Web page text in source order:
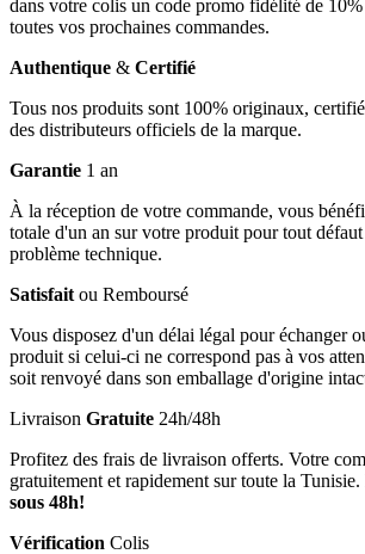
dans votre colis un code promo fidélité de
toutes vos prochaines commandes.
Authentique & Certifié
Tous nos produits sont 100% originaux,
des distributeurs officiels de la marque.
Garantie 1 an
À la réception de votre commande, vous
totale d'un an sur votre produit pour tout
problème technique.
Satisfait ou Remboursé
Vous disposez d'un délai légal pour échanger
produit si celui-ci ne correspond pas à vos
soit renvoyé dans son emballage d'origine
Livraison Gratuite 24h/48h
Profitez des frais de livraison offerts. Votre
gratuitement et rapidement sur toute la Tunisie.
sous 48h!
Vérification Colis